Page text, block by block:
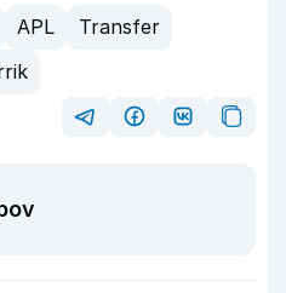
APL
Transfer